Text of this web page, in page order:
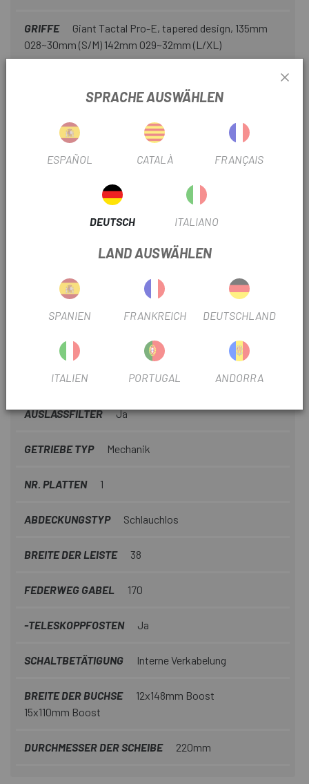
GRIFFE
Giant Tactal Pro-E, tapered design, 135mm
O28~30mm (S/M) 142mm O29~32mm (L/XL)
Kohlenstoff
ART DES FAHRRADS Enduro
NR. RITZEL
AUSLASSFILTER Ja
GETRIEBE TYP Mechanik
NR. PLATTEN 1
ABDECKUNGSTYP Schlauchlos
BREITE DER LEISTE 38
FEDERWEG GABEL 170
-TELESKOPPFOSTEN Ja
SCHALTBETÄTIGUNG Interne Verkabelung
BREITE DER BUCHSE
12x148mm Boost
15x110mm Boost
DURCHMESSER DER SCHEIBE 220mm
SPRACHE AUSWÄHLEN
ESPAÑOL CATALÀ FRANÇAIS
DEUTSCH ITALIANO
LAND AUSWÄHLEN
SPANIEN FRANKREICH DEUTSCHLAND
ITALIEN PORTUGAL ANDORRA